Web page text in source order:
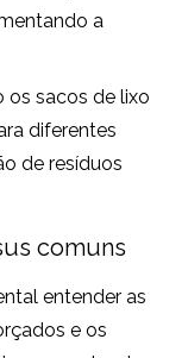
a
os sacos de lixo
diferentes
de resíduos
comuns
entender as
e os